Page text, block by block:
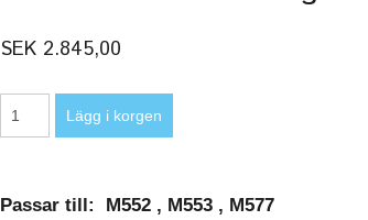
SEK 2.845,00
Passar till: M552 , M553 , M577